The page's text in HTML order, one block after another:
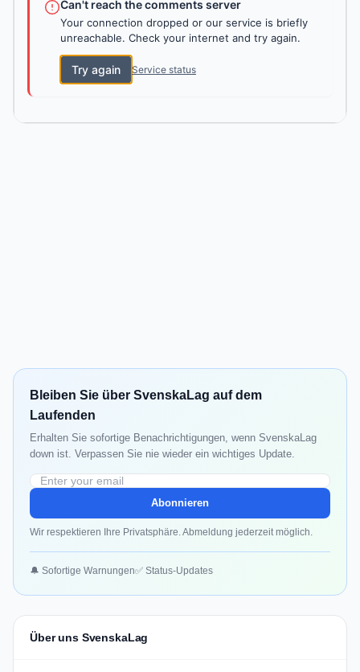
Can't reach the comments server
Your connection dropped or our service is briefly
unreachable. Check your internet and try again.
Try again Service status
Bleiben Sie über SvenskaLag auf dem
Laufenden
Erhalten Sie sofortige Benachrichtigungen, wenn SvenskaLag
down ist. Verpassen Sie nie wieder ein wichtiges Update.
Abonnieren
Wir respektieren Ihre Privatsphäre. Abmeldung jederzeit möglich.
🔔 Sofortige Warnungen✅ Status-Updates
Über uns SvenskaLag